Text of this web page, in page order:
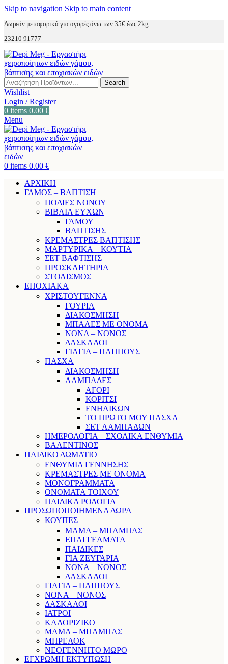
Skip to navigation Skip to main content
Δωρεάν μεταφορικά για αγορές άνω των 35€ έως 2kg
23210 91777
Search
Wishlist
Login / Register
0 items 0.00 €
Menu
0 items 0.00 €
ΑΡΧΙΚΗ
ΓΑΜΟΣ – ΒΑΠΤΙΣΗ
ΠΟΔΙΕΣ ΝΟΝΟΥ
ΒΙΒΛΙΑ ΕΥΧΩΝ
ΓΑΜΟΥ
ΒΑΠΤΙΣΗΣ
ΚΡΕΜΑΣΤΡΕΣ ΒΑΠΤΙΣΗΣ
ΜΑΡΤΥΡΙΚΑ – ΚΟΥΤΙΑ
ΣΕΤ ΒΑΦΤΙΣΗΣ
ΠΡΟΣΚΛΗΤΗΡΙΑ
ΣΤΟΛΙΣΜΟΣ
ΕΠΟΧΙΑΚΑ
ΧΡΙΣΤΟΥΓΕΝΝΑ
ΓΟΥΡΙΑ
ΔΙΑΚΟΣΜΗΣΗ
ΜΠΑΛΕΣ ΜΕ ΟΝΟΜΑ
ΝΟΝΑ – ΝΟΝΟΣ
ΔΑΣΚΑΛΟΙ
ΓΙΑΓΙΑ – ΠΑΠΠΟΥΣ
ΠΑΣΧΑ
ΔΙΑΚΟΣΜΗΣΗ
ΛΑΜΠΑΔΕΣ
ΑΓΟΡΙ
ΚΟΡΙΤΣΙ
ΕΝΗΛΙΚΩΝ
ΤΟ ΠΡΩΤΟ ΜΟΥ ΠΑΣΧΑ
ΣΕΤ ΛΑΜΠΑΔΩΝ
ΗΜΕΡΟΛΟΓΙΑ – ΣΧΟΛΙΚΑ ΕΝΘΥΜΙΑ
ΒΑΛΕΝΤΙΝΟΣ
ΠΑΙΔΙΚΟ ΔΩΜΑΤΙΟ
ΕΝΘΥΜΙΑ ΓΕΝΝΗΣΗΣ
ΚΡΕΜΑΣΤΡΕΣ ΜΕ ΟΝΟΜΑ
ΜΟΝΟΓΡΑΜΜΑΤΑ
ΟΝΟΜΑΤΑ ΤΟΙΧΟΥ
ΠΑΙΔΙΚΑ ΡΟΛΟΓΙΑ
ΠΡΟΣΩΠΟΠΟΙΗΜΕΝΑ ΔΩΡΑ
ΚΟΥΠΕΣ
ΜΑΜΑ – ΜΠΑΜΠΑΣ
ΕΠΑΓΓΕΛΜΑΤΑ
ΠΑΙΔΙΚΕΣ
ΓΙΑ ΖΕΥΓΑΡΙΑ
ΝΟΝΑ – ΝΟΝΟΣ
ΔΑΣΚΑΛΟΙ
ΓΙΑΓΙΑ – ΠΑΠΠΟΥΣ
ΝΟΝΑ – ΝΟΝΟΣ
ΔΑΣΚΑΛΟΙ
ΙΑΤΡΟΙ
ΚΑΛΟΡΙΖΙΚΟ
ΜΑΜΑ – ΜΠΑΜΠΑΣ
ΜΠΡΕΛΟΚ
ΝΕΟΓΕΝΝΗΤΟ ΜΩΡΟ
ΕΓΧΡΩΜΗ ΕΚΤΥΠΩΣΗ